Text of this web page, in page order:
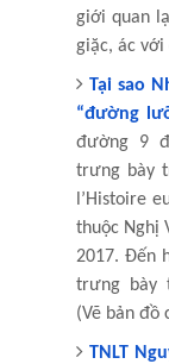
giới quan
giặc, ác với
Tại sao
“đường
đường 9
trưng bày
l’Histoire
thuộc Nghị
2017. Đến
trưng bày
(Vẽ bản đồ
TNLT